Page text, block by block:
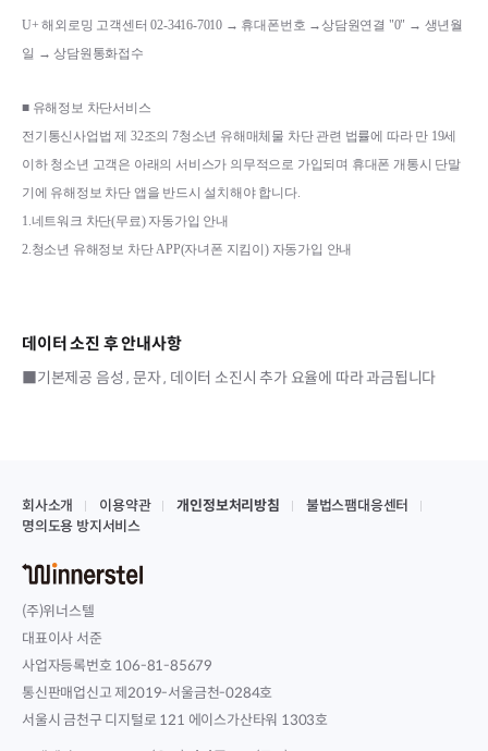
U+ 해외로밍 고객센터 02-3416-7010 → 휴대폰번호 →상담원연결 "0" → 생년월
일 → 상담원통화접수
■ 유해정보 차단서비스
전기통신사업법 제 32조의 7청소년 유해매체물 차단 관련 법률에 따라 만 19세
이하 청소년 고객은 아래의 서비스가 의무적으로 가입되며 휴대폰 개통시 단말
기에 유해정보 차단 앱을 반드시 설치해야 합니다.
1.네트워크 차단(무료) 자동가입 안내
2.청소년 유해정보 차단 APP(자녀폰 지킴이) 자동가입 안내
데이터 소진 후 안내사항
■기본제공 음성 , 문자 , 데이터 소진시 추가 요율에 따라 과금됩니다
회사소개 이용약관 개인정보처리방침
불법스팸대응센터
명의도용 방지서비스
(주)위너스텔
대표이사 서준
사업자등록번호 106-81-85679
통신판매업신고 제2019-서울금천-0284호
서울시 금천구 디지털로 121 에이스가산타워 1303호